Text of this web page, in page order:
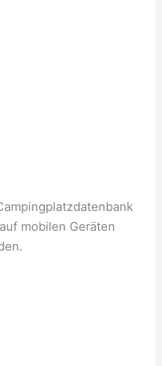
mobilen Geräten